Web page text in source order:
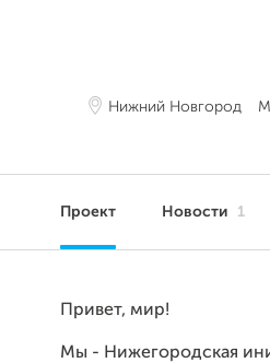
Нижний Новгород
Проект Новости 1
Привет, мир!
Мы - Нижегородская